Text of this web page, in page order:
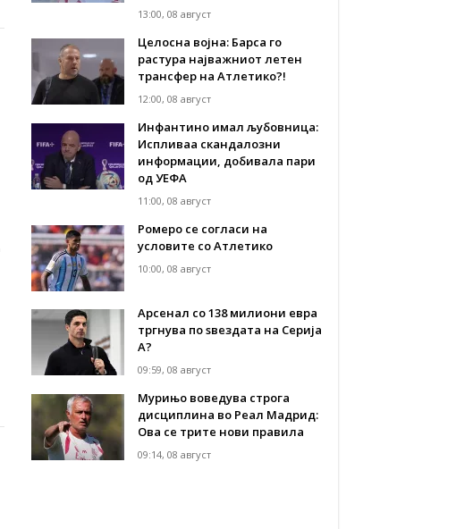
13:00, 08 август
Целосна војна: Барса го
растура најважниот летен
трансфер на Атлетико?!
12:00, 08 август
Инфантино имал љубовница:
Испливаа скандалозни
информации, добивала пари
од УЕФА
11:00, 08 август
Ромеро се согласи на
условите со Атлетико
10:00, 08 август
Арсенал со 138 милиони евра
тргнува по ѕвездата на Серија
А?
09:59, 08 август
Мурињо воведува строга
дисциплина во Реал Мадрид:
Ова се трите нови правила
09:14, 08 август